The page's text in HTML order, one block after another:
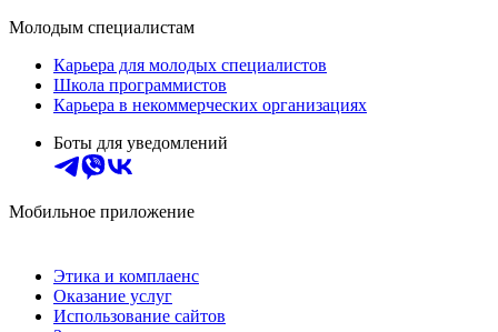
Молодым специалистам
Карьера для молодых специалистов
Школа программистов
Карьера в некоммерческих организациях
Боты для уведомлений
Мобильное приложение
Этика и комплаенс
Оказание услуг
Использование сайтов